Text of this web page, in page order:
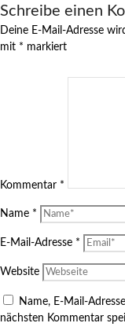
Schreibe einen
Deine E-Mail-Adresse
mit * markiert
Kommentar *
Name *
E-Mail-Adresse *
Website
Name, E-Mail-
nächsten Kommentar